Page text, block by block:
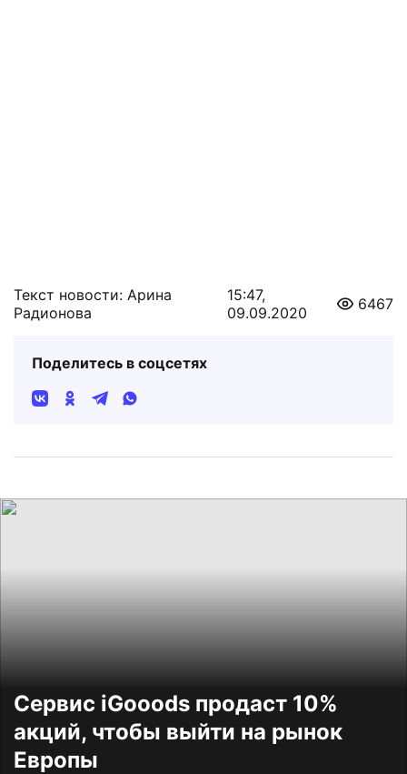
Текст новости: Арина
Радионова
15:47,
09.09.2020
6467
Поделитесь в соцсетях
Сервис iGooods продаст 10%
акций, чтобы выйти на рынок
Европы